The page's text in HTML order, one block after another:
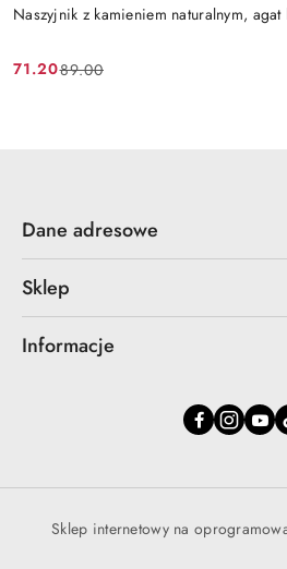
Naszyjnik z kamieniem naturalnym,
Cena
71.20
Cena 89.00
Dane adresowe
Sklep
Informacje
Sklep internetowy na